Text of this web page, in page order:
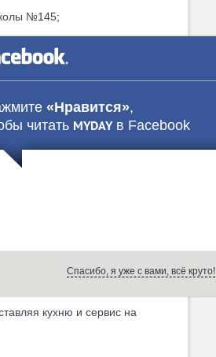
№145;
республики Казахстан;
напротив Юнусабадского
до 20 февраля).
сервисом.
кухню и сервис на
«Нравится»,
читать MYDAYв Facebook
Спасибо, я уже с вами, всё круто!